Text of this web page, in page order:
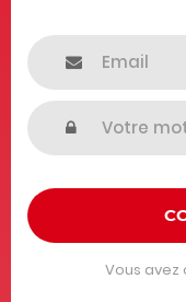
Vous avez